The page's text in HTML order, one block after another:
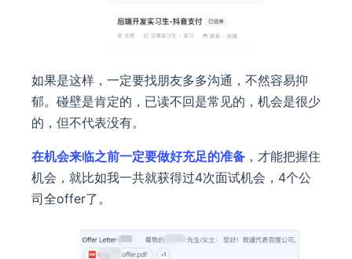
如果是这样，一定要找朋友多多沟通，不然容易抑
郁。碰壁是肯定的，已读不回是常见的，机会是很少
的，但不代表没有。
在机会来临之前一定要做好充足的准备 ，才能把握住
机会，就比如我一共就获得过4次面试机会，4个公
司全offer了。